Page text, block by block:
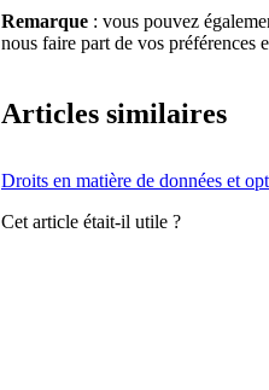
Remarque : vous pouvez
nous faire part de vos préférences
Articles similaires
Droits en matière de données et
Cet article était-il utile ?